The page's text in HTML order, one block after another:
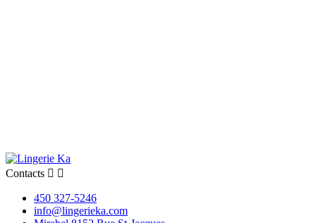
Contacts  
450 327-5246
info@lingerieka.com